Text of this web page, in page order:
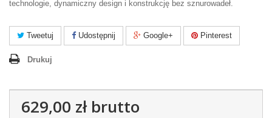
technologie, dynamiczny design i konstrukcję bez sznurowadeł.
Tweetuj Udostępnij Google+ Pinterest
Drukuj
629,00 złbrutto